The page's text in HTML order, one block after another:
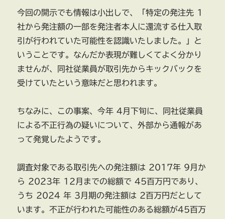
今回の開示でも情報は小出しで、「特定の発注先 1
社から発注額の一部を発注者本人に還流する仕入取
引が行われていた可能性を認識いたしました。」と
いうことです。なんだか表現が難しくてよく分かり
ませんが、同社従業員が取引先からキックバックを
受けていたという意味だと思われます。
ちなみに、この事案、今年 4月下旬に、同社従業員
による不正行為の疑いについて、外部から通報があ
って発覚したようです。
調査対象である取引先への発注額は 2017年 9月か
ら 2023年 12月までの総額で 45百万円であり、
うち 2024 年 3月期の発注額は 2百万円だとして
います。不正が行われた可能性のある総額が45百万